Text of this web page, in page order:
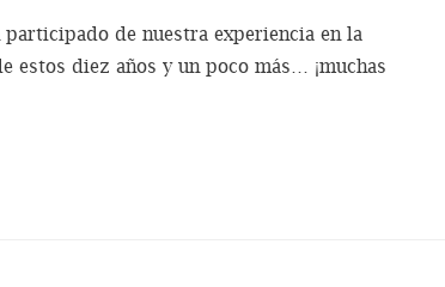
de nuestra experiencia en la
estos diez años y un poco más… ¡muchas